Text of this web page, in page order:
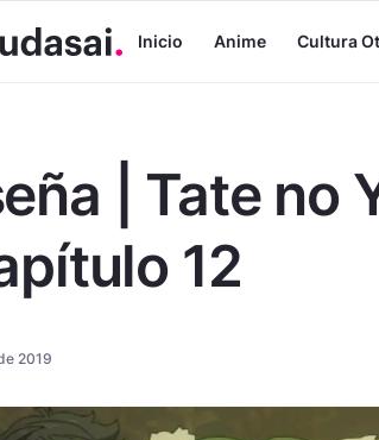
Inicio Anime Cultura
| Tate no
12
2019